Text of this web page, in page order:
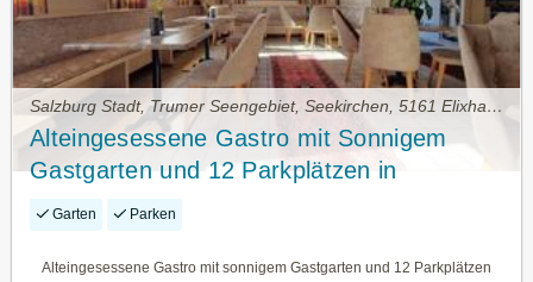
Salzburg Stadt, Trumer Seengebiet, Seekirchen, 5161 Elixhausen • Gewerbeimmobilie kaufen
Alteingesessene Gastro mit Sonnigem
Gastgarten und 12 Parkplätzen in
Elixhausen zu Verkaufen!
Garten Parken
Alteingesessene Gastro mit sonnigem Gastgarten und 12 Parkplätzen